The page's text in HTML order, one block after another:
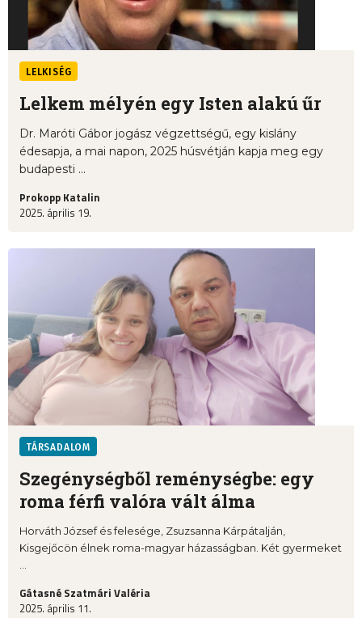
LELKISÉG
Lelkem mélyén egy Isten alakú űr
Dr. Maróti Gábor jogász végzettségű, egy kislány
édesapja, a mai napon, 2025 húsvétján kapja meg egy
budapesti ...
Prokopp Katalin
2025. április 19.
TÁRSADALOM
Szegénységből reménységbe: egy
roma férfi valóra vált álma
Horváth József és felesége, Zsuzsanna Kárpátalján,
Kisgejőcön élnek roma-magyar házasságban. Két gyermeket
Gátasné Szatmári Valéria
2025. április 11.